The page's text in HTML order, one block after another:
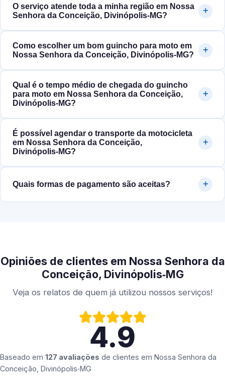
O serviço atende toda a minha região em Nossa
Senhora da Conceição, Divinópolis‑MG?
Como escolher um bom guincho para moto em
Nossa Senhora da Conceição, Divinópolis‑MG?
Qual é o tempo médio de chegada do guincho
para moto em Nossa Senhora da Conceição,
Divinópolis‑MG?
É possível agendar o transporte da motocicleta
em Nossa Senhora da Conceição,
Divinópolis‑MG?
Quais formas de pagamento são aceitas?
Opiniões de clientes em Nossa Senhora da
Conceição, Divinópolis‑MG
Veja os relatos de quem já utilizou nossos serviços!
4.9
Baseado em 127 avaliações de clientes em Nossa Senhora da
Conceição, Divinópolis‑MG